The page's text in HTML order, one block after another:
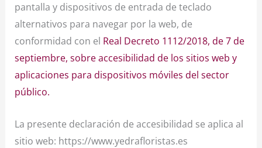
pantalla y dispositivos de entrada de teclado
alternativos para navegar por la web, de
conformidad con el Real Decreto 1112/2018, de 7 de
septiembre, sobre accesibilidad de los sitios web y
aplicaciones para dispositivos móviles del sector
público.
La presente declaración de accesibilidad se aplica al
sitio web: https://www.yedrafloristas.es